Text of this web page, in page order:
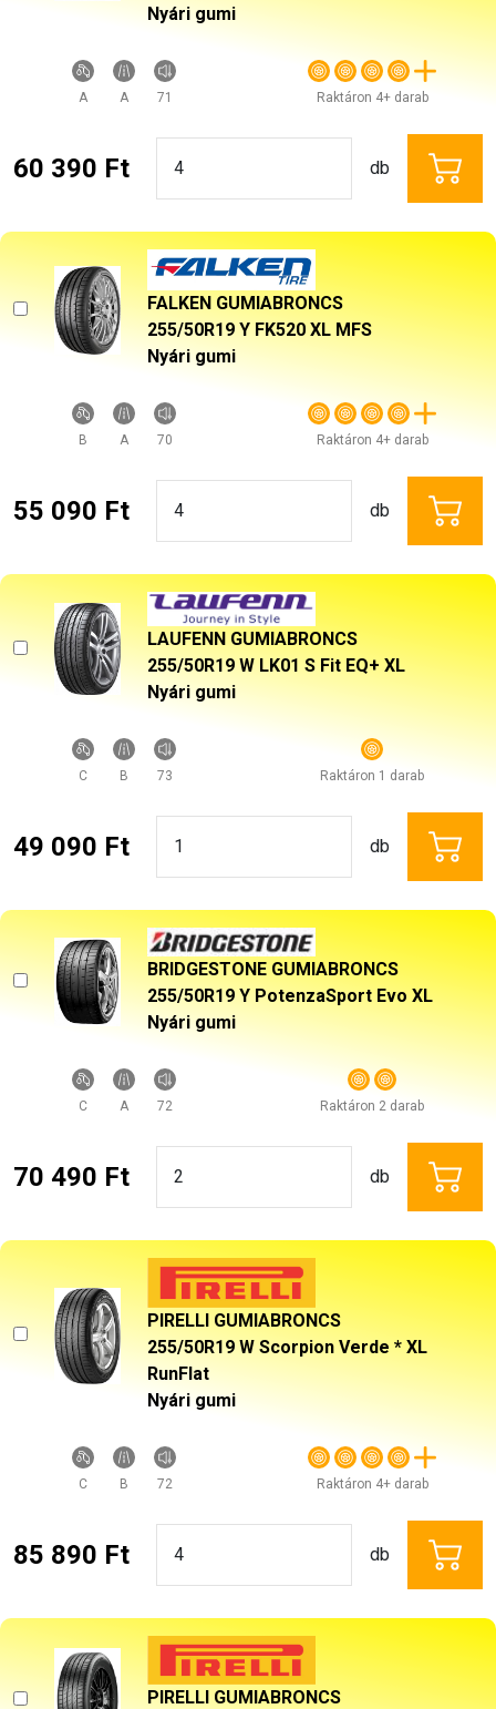
Nyári gumi
A A 71 Raktáron 4+ darab
60 390 Ft db
FALKEN GUMIABRONCS
255/50R19 Y FK520 XL MFS
Nyári gumi
B A 70 Raktáron 4+ darab
55 090 Ft db
LAUFENN GUMIABRONCS
255/50R19 W LK01 S Fit EQ+ XL
Nyári gumi
C B 73 Raktáron 1 darab
49 090 Ft db
BRIDGESTONE GUMIABRONCS
255/50R19 Y PotenzaSport Evo XL
Nyári gumi
C A 72 Raktáron 2 darab
70 490 Ft db
PIRELLI GUMIABRONCS
255/50R19 W Scorpion Verde * XL
RunFlat
Nyári gumi
C B 72 Raktáron 4+ darab
85 890 Ft db
PIRELLI GUMIABRONCS